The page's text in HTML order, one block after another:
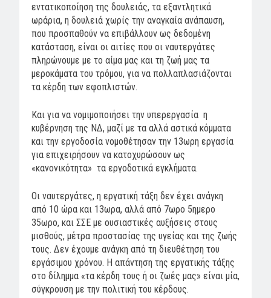
εντατικοποίηση της δουλειάς, τα εξαντλητικά
ωράρια, η δουλειά χωρίς την αναγκαία ανάπαυση,
που προσπαθούν να επιβάλλουν ως δεδομένη
κατάσταση, είναι οι αιτίες που οι ναυτεργάτες
πληρώνουμε με το αίμα μας και τη ζωή μας τα
μεροκάματα του τρόμου, για να πολλαπλασιάζονται
τα κέρδη των εφοπλιστών.
Και για να νομιμοποιήσει την υπερεργασία η
κυβέρνηση της ΝΔ, μαζί με τα αλλά αστικά κόμματα
και την εργοδοσία νομοθέτησαν την 13ωρη εργασία
για επιχειρήσουν να κατοχυρώσουν ως
«κανονικότητα» τα εργοδοτικά εγκλήματα.
Οι ναυτεργάτες, η εργατική τάξη δεν έχει ανάγκη
από 10 ώρα και 13ωρα, αλλά από 7ωρο 5ημερο
35ωρο, και ΣΣΕ με ουσιαστικές αυξήσεις στους
μισθούς, μέτρα προστασίας της υγείας και της ζωής
τους. Δεν έχουμε ανάγκη από τη διευθέτηση του
εργάσιμου χρόνου. Η απάντηση της εργατικής τάξης
στο δίλημμα «τα κέρδη τους ή οι ζωές μας» είναι μία,
σύγκρουση με την πολιτική του κέρδους.